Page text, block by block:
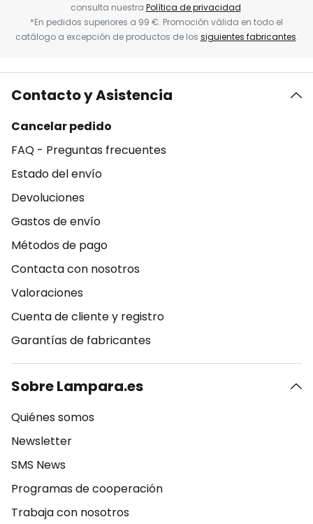
consulta nuestra Política de privacidad.
*En pedidos superiores a 99 €. Promoción válida en todo el
catálogo a excepción de productos de los siguientes fabricantes.
Contacto y Asistencia
Cancelar pedido
FAQ - Preguntas frecuentes
Estado del envío
Devoluciones
Gastos de envío
Métodos de pago
Contacta con nosotros
Valoraciones
Cuenta de cliente y registro
Garantías de fabricantes
Sobre Lampara.es
Quiénes somos
Newsletter
SMS News
Programas de cooperación
Trabaja con nosotros